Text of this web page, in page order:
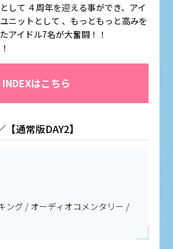
して ４周年を迎える事ができ、アイ
ニットとして 、もっともっと高みを
アイドル7名が大奮闘！！
INDEXはこちら
【通常版DAY2】
ング / オーディオコメンタリー /